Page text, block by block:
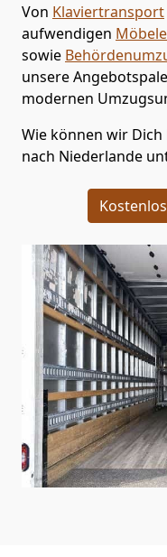
Von Klaviertransport
aufwendigen
sowie
unsere
modernen
Wie können wir
nach Niederlande